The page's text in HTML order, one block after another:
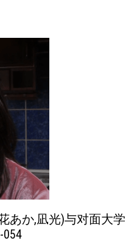
あか,凪光)与对面大学